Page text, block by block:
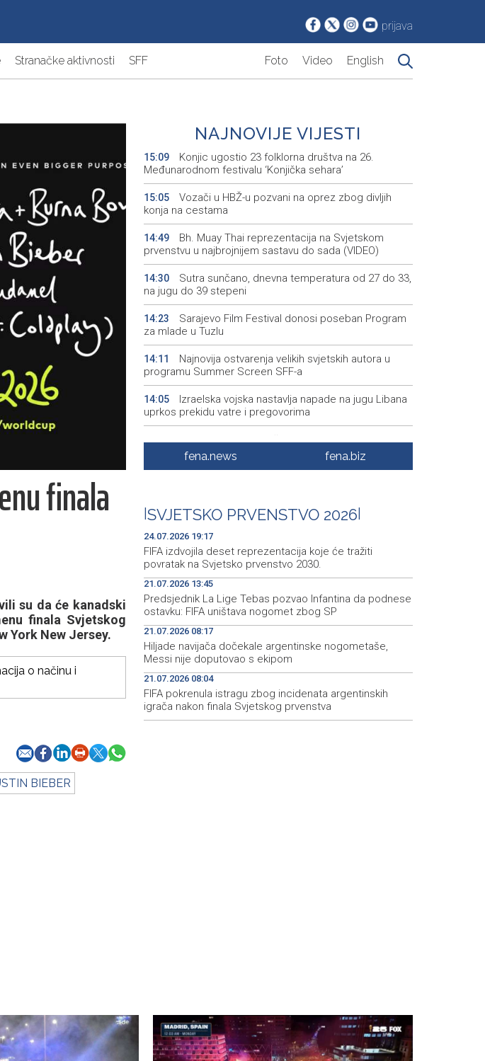
prijava
Stranačke aktivnosti SFF Foto Video English
finala
su da će kanadski
finala Svjetskog
York New Jersey.
o načinu i
BIEBER
NAJNOVIJE VIJESTI
15:09
Konjic ugostio 23 folklorna društva na 26.
Međunarodnom festivalu ‘Konjička sehara’
15:05
Vozači u HBŽ-u pozvani na oprez zbog divljih
konja na cestama
14:49
Bh. Muay Thai reprezentacija na Svjetskom
prvenstvu u najbrojnijem sastavu do sada (VIDEO)
14:30
Sutra sunčano, dnevna temperatura od 27 do 33,
na jugu do 39 stepeni
14:23
Sarajevo Film Festival donosi poseban Program
za mlade u Tuzlu
14:11
Najnovija ostvarenja velikih svjetskih autora u
programu Summer Screen SFF-a
14:05
Izraelska vojska nastavlja napade na jugu Libana
uprkos prekidu vatre i pregovorima
Izraelske snage izvršile raciju u gradu na
Zapadnoj obali
13:15
Vučić i Zelenski u Beogradu: Srbija podržava
teritorijalni integritet Ukrajine
fena.news fena.biz
SVJETSKO PRVENSTVO 2026
24.07.2026 19:17
FIFA izdvojila deset reprezentacija koje će tražiti
povratak na Svjetsko prvenstvo 2030.
21.07.2026 13:45
Predsjednik La Lige Tebas pozvao Infantina da podnese
ostavku: FIFA uništava nogomet zbog SP
21.07.2026 08:17
Hiljade navijača dočekale argentinske nogometaše,
Messi nije doputovao s ekipom
21.07.2026 08:04
FIFA pokrenula istragu zbog incidenata argentinskih
igrača nakon finala Svjetskog prvenstva